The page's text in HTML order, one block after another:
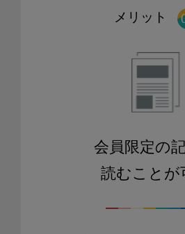
メリット
会員限定の
読むことが